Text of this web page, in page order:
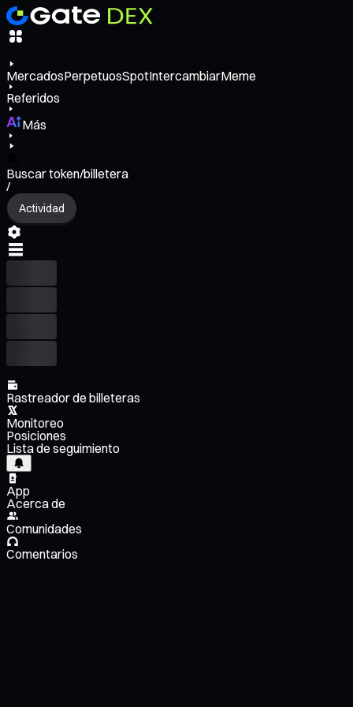
MercadosPerpetuosSpotIntercambiarMeme
Referidos
Más
Buscar token/billetera
/
Actividad
Rastreador de billeteras
Monitoreo
Posiciones
Lista de seguimiento
App
Acerca de
Comunidades
Comentarios